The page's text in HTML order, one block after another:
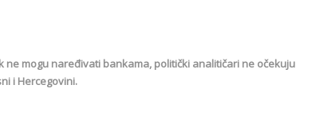
mogu naređivati bankama, politički analitičari ne očekuju
i Hercegovini.